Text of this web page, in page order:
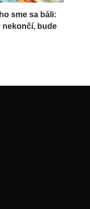
sme sa báli:
nekončí, bude